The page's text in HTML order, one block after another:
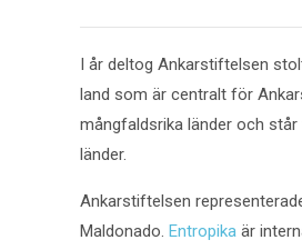
I år deltog Ankarstiftelsen
land som är centralt för
mångfaldsrika länder och
länder.
Ankarstiftelsen
Maldonado. Entropika är